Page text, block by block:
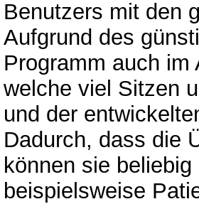
Benutzers mit den
Aufgrund des
Programm auch
welche viel Sitzen
und der
Dadurch, dass die
können sie
beispielsweise